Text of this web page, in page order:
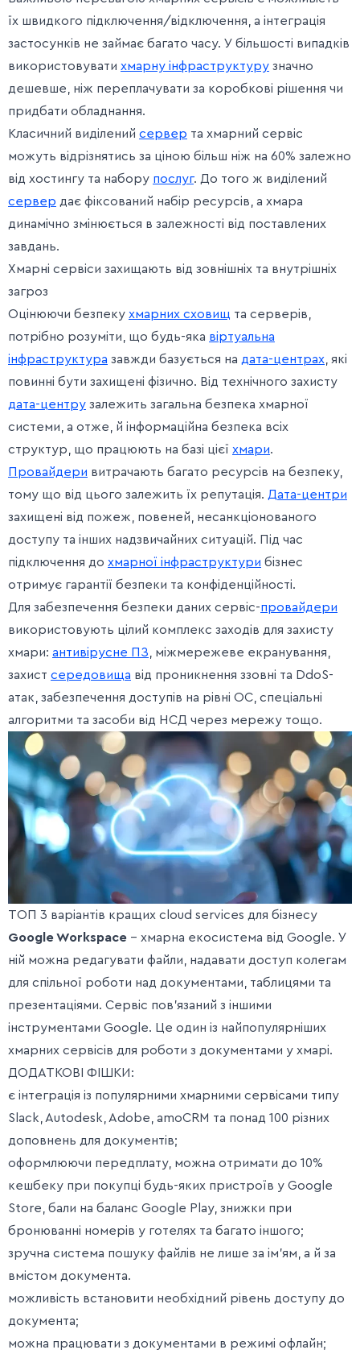
їх швидкого підключення/відключення, а інтеграція
застосунків не займає багато часу. У більшості випадків
використовувати хмарну інфраструктуру значно
дешевше, ніж переплачувати за коробкові рішення чи
придбати обладнання.
Класичний виділений сервер та хмарний сервіс
можуть відрізнятись за ціною більш ніж на 60% залежно
від хостингу та набору послуг. До того ж виділений
сервер дає фіксований набір ресурсів, а хмара
динамічно змінюється в залежності від поставлених
завдань.
Хмарні сервіси захищають від зовнішніх та внутрішніх
загроз
Оцінюючи безпеку хмарних сховищ та серверів,
потрібно розуміти, що будь-яка віртуальна
інфраструктура завжди базується на дата-центрах, які
повинні бути захищені фізично. Від технічного захисту
дата-центру залежить загальна безпека хмарної
системи, а отже, й інформаційна безпека всіх
структур, що працюють на базі цієї хмари.
Провайдери витрачають багато ресурсів на безпеку,
тому що від цього залежить їх репутація. Дата-центри
захищені від пожеж, повеней, несанкціонованого
доступу та інших надзвичайних ситуацій. Під час
підключення до хмарної інфраструктури бізнес
отримує гарантії безпеки та конфіденційності.
Для забезпечення безпеки даних сервіс-провайдери
використовують цілий комплекс заходів для захисту
хмари: антивірусне ПЗ, міжмережеве екранування,
захист середовища від проникнення ззовні та DdoS-
атак, забезпечення доступів на рівні ОС, спеціальні
алгоритми та засоби від НСД через мережу тощо.
ТОП 3 варіантів кращих cloud services для бізнесу
Google Workspace – хмарна екосистема від Google. У
ній можна редагувати файли, надавати доступ колегам
для спільної роботи над документами, таблицями та
презентаціями. Сервіс пов’язаний з іншими
інструментами Google. Це один із найпопулярніших
хмарних сервісів для роботи з документами у хмарі.
ДОДАТКОВІ ФІШКИ:
є інтеграція із популярними хмарними сервісами типу
Slack, Autodesk, Adobe, amoCRM та понад 100 різних
доповнень для документів;
оформлюючи передплату, можна отримати до 10%
кешбеку при покупці будь-яких пристроїв у Google
Store, бали на баланс Google Play, знижки при
бронюванні номерів у готелях та багато іншого;
зручна система пошуку файлів не лише за ім’ям, а й за
вмістом документа.
можливість встановити необхідний рівень доступу до
документа;
можна працювати з документами в режимі офлайн;